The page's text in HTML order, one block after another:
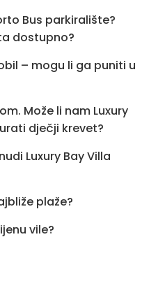
Bus parkiralište?
dostupno?
– mogu li ga puniti u
Može li nam Luxury
dječji krevet?
Luxury Bay Villa
plaže?
vile?